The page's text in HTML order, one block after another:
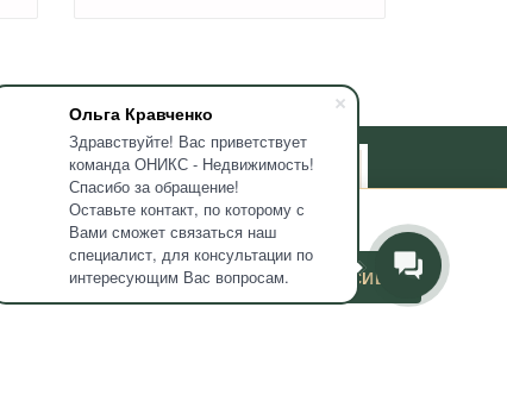
Ольга Кравченко
Здравствуйте! Вас приветствует
команда ОНИКС - Недвижимость!
Спасибо за обращение!
Оставьте контакт, по которому с
Вами сможет связаться наш
специалист, для консультации по
интересующим Вас вопросам.
мною
его маркетинга. Если
ДАЮ СОГЛАСИЕ